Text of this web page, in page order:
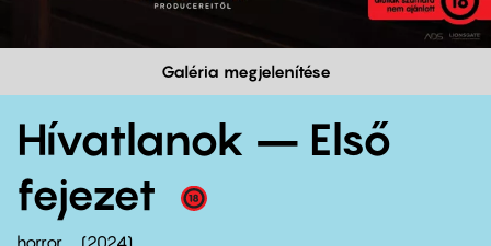
Galéria megjelenítése
Hívatlanok – Első
fejezet
horror
2024